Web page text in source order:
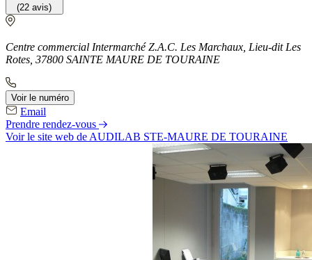
(22 avis)
Centre commercial Intermarché Z.A.C. Les Marchaux, Lieu-dit Les
Rotes, 37800 SAINTE MAURE DE TOURAINE
Voir le numéro
Email
Prendre rendez-vous
Voir le site web de AUDILAB STE-MAURE DE TOURAINE